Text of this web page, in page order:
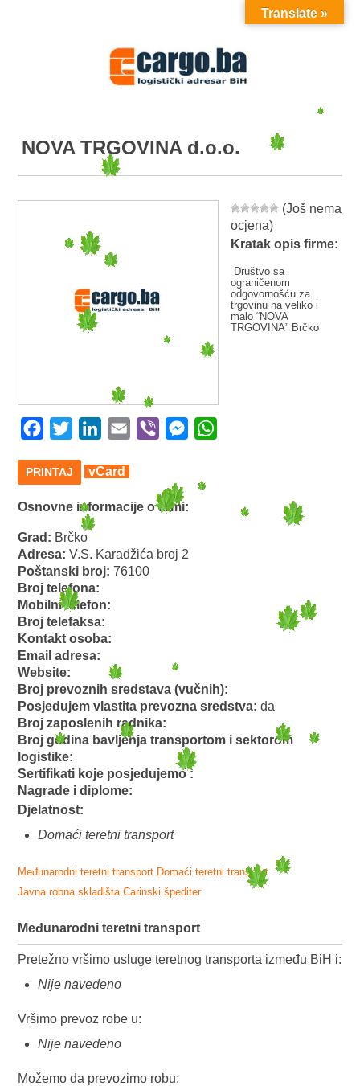
MENU
NOVA TRGOVINA d.o.o.
(Još nema
ocjena)
Kratak opis firme:
Društvo sa
ograničenom
odgovornošću za
trgovinu na veliko i
malo “NOVA
TRGOVINA” Brčko
Facebook
Twitter LinkedIn
Email Viber Messenger
PRINTAJ vCard
Osnovne informacije o firmi:
Grad: Brčko
Adresa:V.S. Karadžića broj 2
Poštanski broj:76100
Broj telefona:
Mobilni telefon:
Broj telefaksa:
Kontakt osoba:
Email adresa:
Website:
Broj prevoznih sredstava (vučnih):
Posjedujem vlastita prevozna sredstva:da
Broj zaposlenih radnika:
Broj godina bavljenja transportom i sektorom
logistike:
Sertifikati koje posjedujemo :
Nagrade i diplome:
Djelatnost:
Domaći teretni transport
Međunarodni teretni transport Domaći teretni transport
Javna robna skladišta Carinski špediter
Međunarodni teretni transport
Pretežno vršimo usluge teretnog transporta između BiH i:
Nije navedeno
Vršimo prevoz robe u:
Nije navedeno
Možemo da prevozimo robu:
Translate »